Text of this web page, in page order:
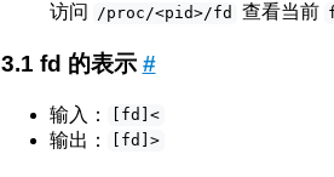
访问
/proc/<pid>/fd 查看当前
fd 的表示 #
输入： [fd]<
输出： [fd]>